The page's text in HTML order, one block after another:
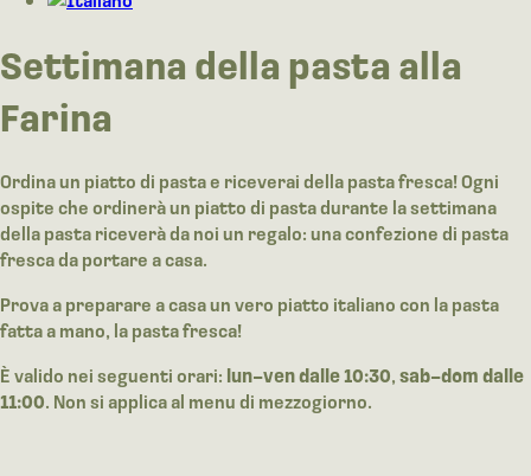
Settimana della pasta alla
Farina
Ordina un piatto di pasta e riceverai della pasta fresca! Ogni
ospite che ordinerà un piatto di pasta durante la settimana
della pasta riceverà da noi un regalo: una confezione di pasta
fresca da portare a casa.
Prova a preparare a casa un vero piatto italiano con la pasta
fatta a mano, la pasta fresca!
È valido nei seguenti orari: lun–ven dalle 10:30,sab–dom dalle
11:00. Non si applica al menu di mezzogiorno.